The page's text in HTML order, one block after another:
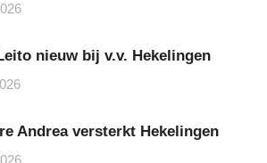
nieuw bij v.v. Hekelingen
Andrea versterkt Hekelingen